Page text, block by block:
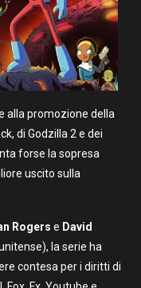
alla promozione della
di Godzilla 2 e dei
forse la sopresa
uscito sulla
Rogers e David
la serie ha
contesa per i diritti di